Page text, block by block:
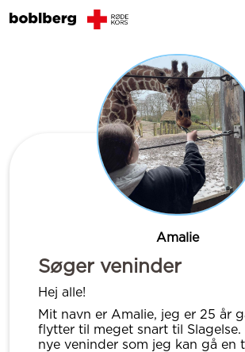
Amalie
Søger veninder
Hej alle!
Mit navn er Amalie, jeg er 25 år
flytter til meget snart til Slagelse.
nye veninder som jeg kan gå en